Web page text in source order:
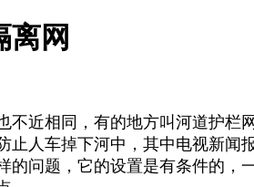
离网
不近相同，有的地方叫河道护
止人车掉下河中，其中电视新闻
的问题，它的设置是有条件的，